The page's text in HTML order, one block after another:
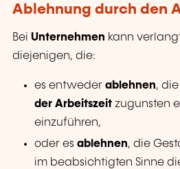
Ablehnung durch den
Bei Unternehmen kann
diejenigen, die:
es entwederablehnen,
der Arbeitszeit zugunsten
einzuführen,
oder esablehnen, die
im beabsichtigten Sinne